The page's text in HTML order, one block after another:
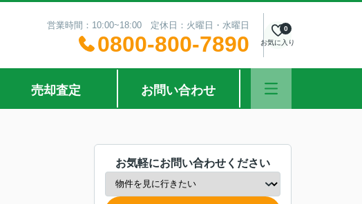
営業時間：10:00~18:00 定休日：火曜日・水曜日
0800-800-7890 お気に入り
0
売却査定 お問い合わせ
お気軽にお問い合わせください